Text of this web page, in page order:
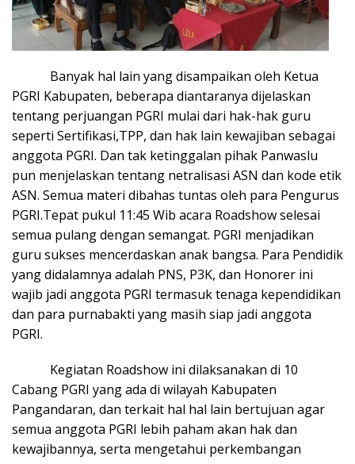
Banyak hal lain yang disampaikan oleh Ketua
PGRI Kabupaten, beberapa diantaranya dijelaskan
tentang perjuangan PGRI mulai dari hak-hak guru
seperti Sertifikasi,TPP, dan hak lain kewajiban sebagai
anggota PGRI. Dan tak ketinggalan pihak Panwaslu
pun menjelaskan tentang netralisasi ASN dan kode etik
ASN. Semua materi dibahas tuntas oleh para Pengurus
PGRI.Tepat pukul 11:45 Wib acara Roadshow selesai
semua pulang dengan semangat. PGRI menjadikan
guru sukses mencerdaskan anak bangsa. Para Pendidik
yang didalamnya adalah PNS, P3K, dan Honorer ini
wajib jadi anggota PGRI termasuk tenaga kependidikan
dan para purnabakti yang masih siap jadi anggota
PGRI.
Kegiatan Roadshow ini dilaksanakan di 10
Cabang PGRI yang ada di wilayah Kabupaten
Pangandaran, dan terkait hal hal lain bertujuan agar
semua anggota PGRI lebih paham akan hak dan
kewajibannya, serta mengetahui perkembangan